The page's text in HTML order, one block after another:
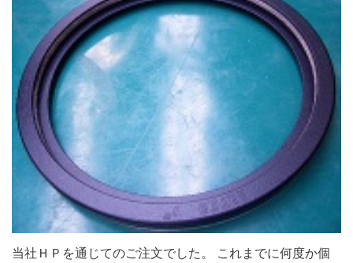
当社ＨＰを通じてのご注文でした。 これまでに何度か個